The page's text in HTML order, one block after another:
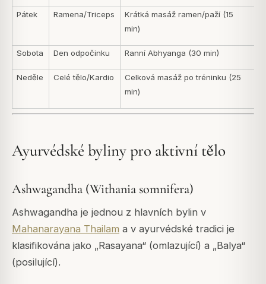
Pátek Ramena/Triceps
Krátká masáž ramen/paží (15
min)
Sobota Den odpočinku Ranní Abhyanga (30 min)
Neděle Celé tělo/Kardio
Celková masáž po tréninku (25
min)
Ayurvédské byliny pro aktivní tělo
Ashwagandha (Withania somnifera)
Ashwagandha je jednou z hlavních bylin v
Mahanarayana Thailam a v ayurvédské tradici je
klasifikována jako „Rasayana“ (omlazující) a „Balya“
(posilující).